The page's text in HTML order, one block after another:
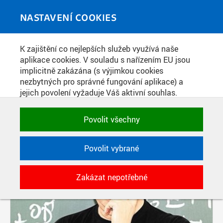
NASTAVENÍ COOKIES
K zajištění co nejlepších služeb využívá naše
aplikace cookies. V souladu s nařízením EU jsou
implicitně zakázána (s výjimkou cookies
nezbytných pro správné fungování aplikace) a
jejich povolení vyžaduje Váš aktivní souhlas.
zakázat, případně vybrat a povolit cookies podle
kategorie. Svoje rozhodnutí můžete samozřejmě
kdykoli změnit.
POTŘEBNÉ
Technické cookies využívané aplikacemi
ČVUT pro uchování jejich nastavení,
vlastností a identifikátorů relace. Jsou
nezbytné pro správné fungování a jsou
Povolit všechny
Povolit vybrané
Zakázat nepotřebné
MEDIATÉKA
PŘÍSPĚVKY PODLE FILTRU
Aktivní filtry: SOUČÁST: FAKULTA ELEKTROTECHNICKÁ